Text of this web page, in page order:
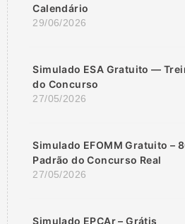
Calendário
29/06/2026
Simulado ESA Gratuito —
do Concurso
27/05/2026
Simulado EFOMM Gratuito –
Padrão do Concurso Real
27/05/2026
Simulado EPCAr – Grátis